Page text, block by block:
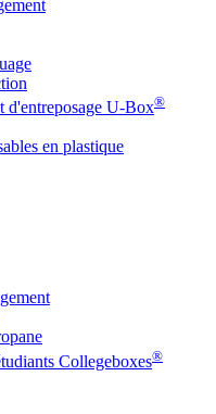
d'entreposage U-Box®
en plastique
Collegeboxes®